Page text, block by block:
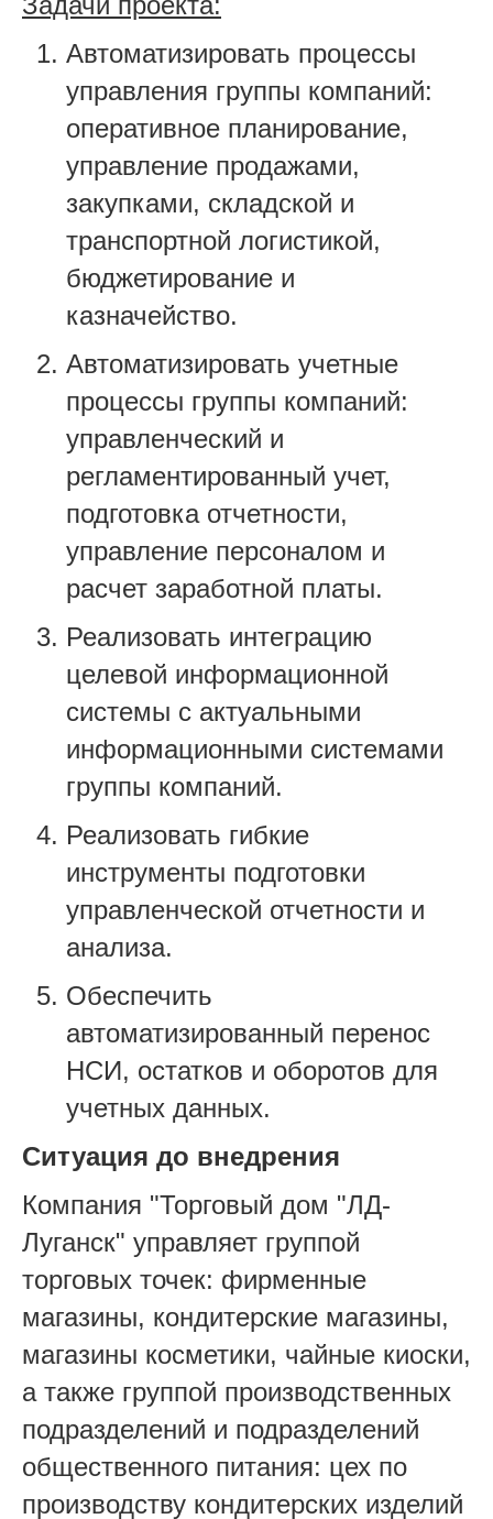
Автоматизировать процессы
управления группы компаний:
оперативное планирование,
управление продажами,
закупками, складской и
транспортной логистикой,
бюджетирование и
казначейство.
Автоматизировать учетные
процессы группы компаний:
управленческий и
регламентированный учет,
подготовка отчетности,
управление персоналом и
расчет заработной платы.
Реализовать интеграцию
целевой информационной
системы с актуальными
информационными системами
группы компаний.
Реализовать гибкие
инструменты подготовки
управленческой отчетности и
анализа.
Обеспечить
автоматизированный перенос
НСИ, остатков и оборотов для
учетных данных.
Ситуация до внедрения
Компания "Торговый дом "ЛД-
Луганск" управляет группой
торговых точек: фирменные
магазины, кондитерские магазины,
магазины косметики, чайные киоски,
а также группой производственных
подразделений и подразделений
общественного питания: цех по
производству кондитерских изделий